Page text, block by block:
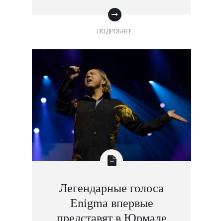
ПОДРОБНЕЕ
Легендарные голоса
Enigma впервые
представят в Юрмале